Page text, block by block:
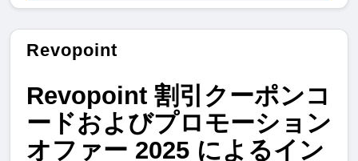
Revopoint
Revopoint 割引クーポンコ
ードおよびプロモーション
オファー 2025 によるイン